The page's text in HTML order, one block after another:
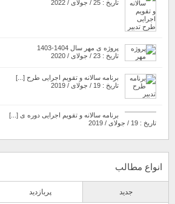
تاریخ : 25 / جولای / 2022
پروژه ی مهر سال 1404-1403
تاریخ : 23 / جولای / 2020
برنامه سالانه و تقویم اجرایی طرح [...]
تاریخ : 19 / جولای / 2019
برنامه سالانه و تقویم اجرایی دوره ی [...]
تاریخ : 19 / جولای / 2019
انواع مطالب
جدید پربازدید